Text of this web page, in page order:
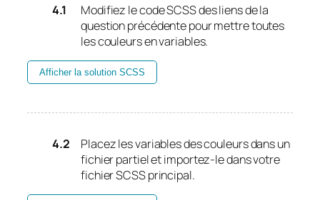
Modifiez le code SCSS des liens de la
question précédente pour mettre toutes
les couleurs en variables.
Afficher la solution SCSS
Placez les variables des couleurs dans un
fichier partiel et importez-le dans votre
fichier SCSS principal.